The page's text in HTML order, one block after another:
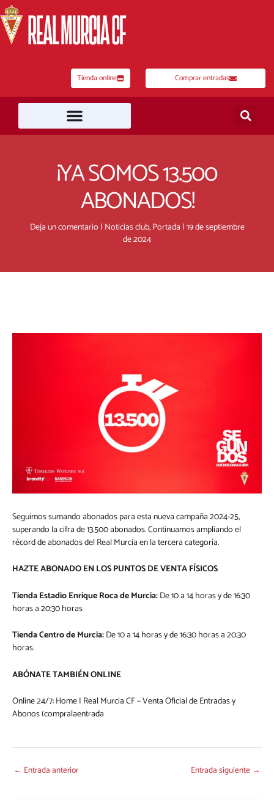
al
contenido
Tienda online Comprar entradas
¡YA SOMOS 13.500
ABONADOS!
Deja un comentario | Noticias club,Portada |19 de septiembre
de 2024
Seguimos sumando abonados para esta nueva campaña 2024-25,
superando la cifra de 13.500 abonados. Continuamos ampliando el
récord de abonados del Real Murcia en la tercera categoría.
HAZTE ABONADO EN LOS PUNTOS DE VENTA FÍSICOS
Tienda Estadio Enrique Roca de Murcia:De 10 a 14 horas y de 16:30
horas a 20:30 horas
Tienda Centro de Murcia:De 10 a 14 horas y de 16:30 horas a 20:30
horas.
ABÓNATE TAMBIÉN ONLINE
Online 24/7:Home | Real Murcia CF – Venta Oficial de Entradas y
Abonos (compralaentrada
← Entrada anterior Entrada siguiente →